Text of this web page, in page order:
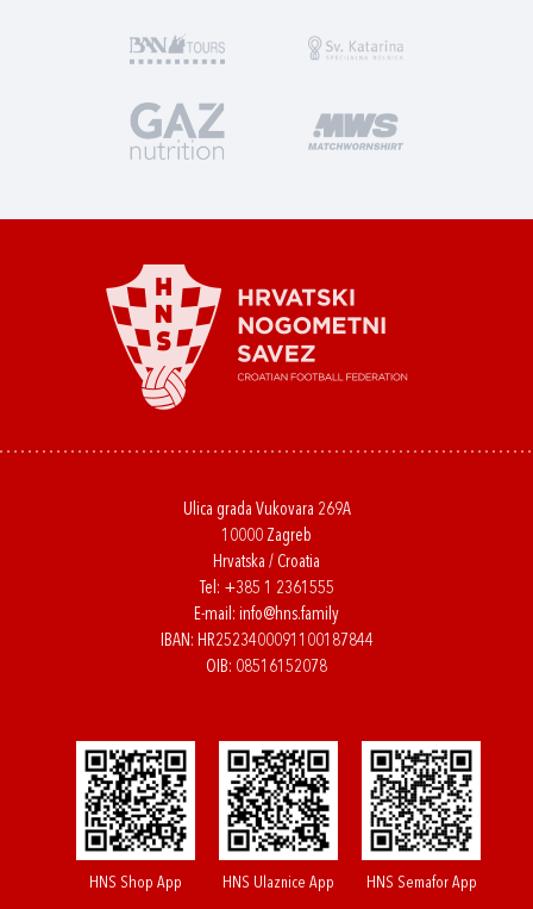
Ulica grada Vukovara 269A
10000 Zagreb
Hrvatska / Croatia
Tel: +385 1 2361555
E-mail: info@hns.family
IBAN: HR2523400091100187844
OIB: 08516152078
HNS Shop App HNS Ulaznice App HNS Semafor App